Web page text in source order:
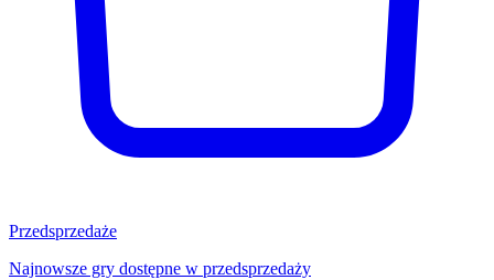
Przedsprzedaże
Najnowsze gry dostępne w przedsprzedaży